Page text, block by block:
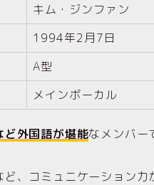
キム・ジンファン
1994年2月7日
A型
メインボーカル
ど外国語が堪能なメンバー
、コミュニケーション力